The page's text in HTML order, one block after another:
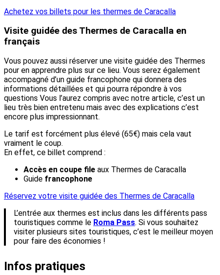
Achetez vos billets pour les thermes de Caracalla
Visite guidée des Thermes de Caracalla en
français
Vous pouvez aussi réserver une visite guidée des Thermes
pour en apprendre plus sur ce lieu. Vous serez également
accompagné d’un guide francophone qui donnera des
informations détaillées et qui pourra répondre à vos
questions Vous l’aurez compris avec notre article, c’est un
lieu très bien entretenu mais avec des explications c’est
encore plus impressionnant.
Le tarif est forcément plus élevé (65€) mais cela vaut
vraiment le coup.
En effet, ce billet comprend :
Accès en coupe file aux Thermes de Caracalla
Guide francophone
Réservez votre visite guidée des Thermes de Caracalla
L’entrée aux thermes est inclus dans les différents pass
touristiques comme le Roma Pass. Si vous souhaitez
visiter plusieurs sites touristiques, c’est le meilleur moyen
pour faire des économies !
Infos pratiques